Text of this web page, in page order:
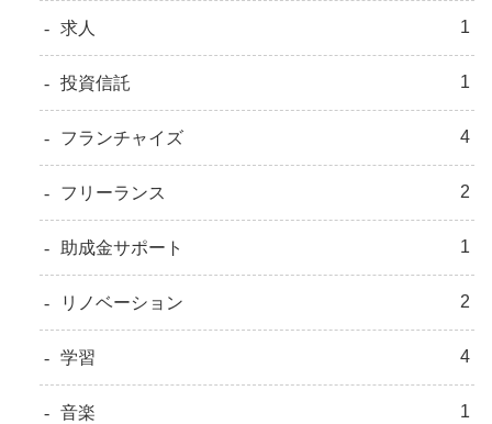
求人 1
投資信託 1
フランチャイズ 4
フリーランス 2
助成金サポート 1
リノベーション 2
学習 4
音楽 1